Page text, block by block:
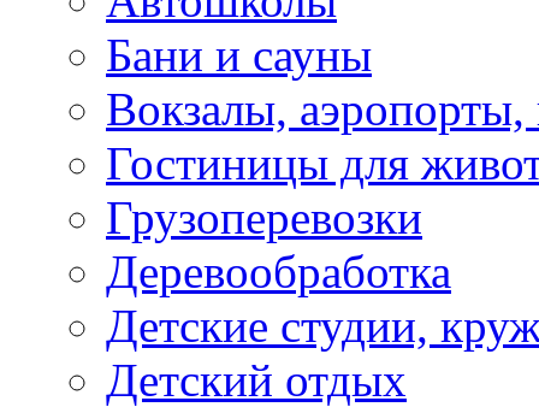
Бани и сауны
Вокзалы,
Гостиницы для
Грузоперевозки
Деревообработка
Детские студии,
Детский отдых